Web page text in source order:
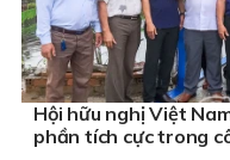
Hội hữu nghị Việt
phần tích cực trong